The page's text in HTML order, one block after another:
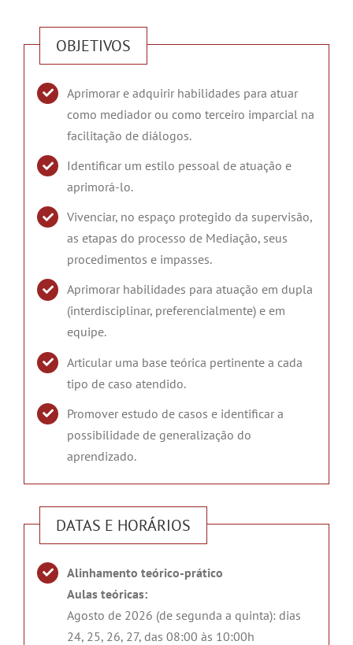
OBJETIVOS
Aprimorar e adquirir habilidades para atuar
como mediador ou como terceiro imparcial na
facilitação de diálogos.
Identificar um estilo pessoal de atuação e
aprimorá-lo.
Vivenciar, no espaço protegido da supervisão,
as etapas do processo de Mediação, seus
procedimentos e impasses.
Aprimorar habilidades para atuação em dupla
(interdisciplinar, preferencialmente) e em
equipe.
Articular uma base teórica pertinente a cada
tipo de caso atendido.
Promover estudo de casos e identificar a
possibilidade de generalização do
aprendizado.
DATAS E HORÁRIOS
Alinhamento teórico-prático
Aulas teóricas:
Agosto de 2026 (de segunda a quinta): dias
24, 25, 26, 27, das 08:00 às 10:00h